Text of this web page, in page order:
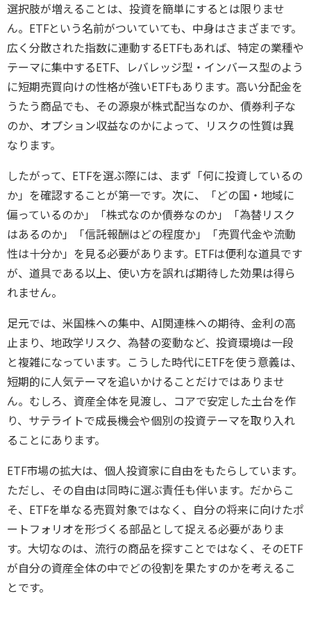
選択肢が増えることは、投資を簡単にするとは限りませ
ん。ETFという名前がついていても、中身はさまざまです。
広く分散された指数に連動するETFもあれば、特定の業種や
テーマに集中するETF、レバレッジ型・インバース型のよう
に短期売買向けの性格が強いETFもあります。高い分配金を
うたう商品でも、その源泉が株式配当なのか、債券利子な
のか、オプション収益なのかによって、リスクの性質は異
なります。
したがって、ETFを選ぶ際には、まず「何に投資しているの
か」を確認することが第一です。次に、「どの国・地域に
偏っているのか」「株式なのか債券なのか」「為替リスク
はあるのか」「信託報酬はどの程度か」「売買代金や流動
性は十分か」を見る必要があります。ETFは便利な道具です
が、道具である以上、使い方を誤れば期待した効果は得ら
れません。
足元では、米国株への集中、AI関連株への期待、金利の高
止まり、地政学リスク、為替の変動など、投資環境は一段
と複雑になっています。こうした時代にETFを使う意義は、
短期的に人気テーマを追いかけることだけではありませ
ん。むしろ、資産全体を見渡し、コアで安定した土台を作
り、サテライトで成長機会や個別の投資テーマを取り入れ
ることにあります。
ETF市場の拡大は、個人投資家に自由をもたらしています。
ただし、その自由は同時に選ぶ責任も伴います。だからこ
そ、ETFを単なる売買対象ではなく、自分の将来に向けたポ
ートフォリオを形づくる部品として捉える必要がありま
す。大切なのは、流行の商品を探すことではなく、そのETF
が自分の資産全体の中でどの役割を果たすのかを考えるこ
とです。